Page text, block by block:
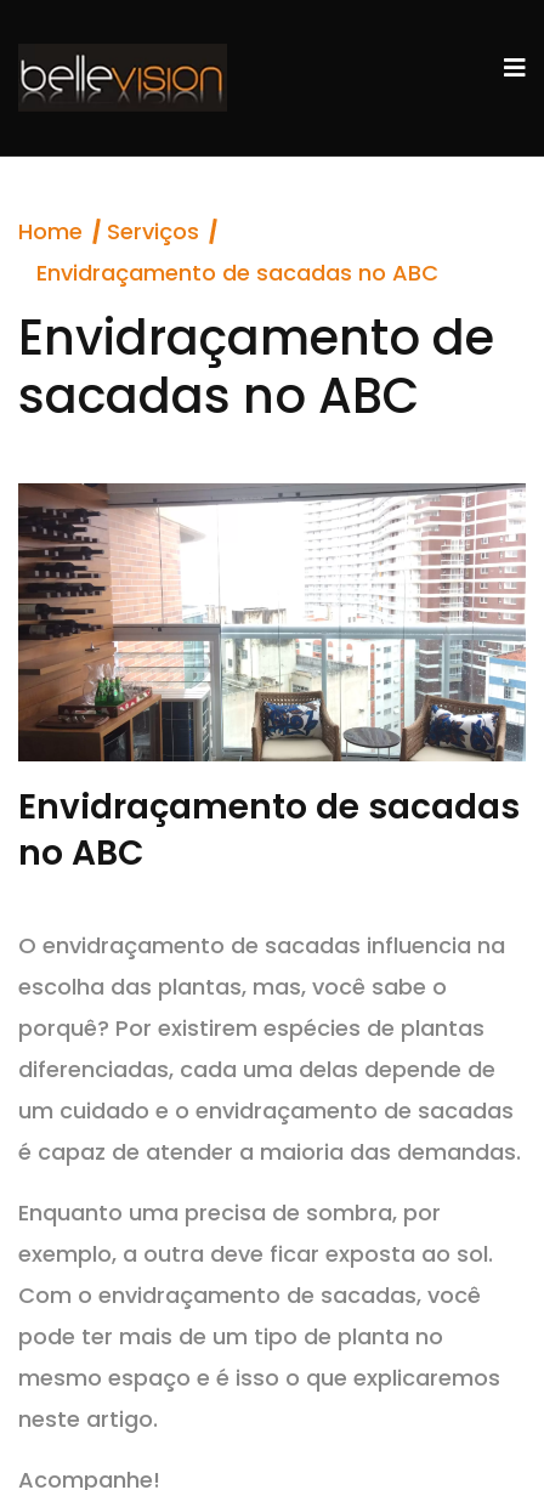
Home
Serviços
Envidraçamento de sacadas no ABC
Envidraçamento de
sacadas no ABC
Envidraçamento de sacadas
no ABC
O envidraçamento de sacadas influencia na
escolha das plantas, mas, você sabe o
porquê? Por existirem espécies de plantas
diferenciadas, cada uma delas depende de
um cuidado e o envidraçamento de sacadas
é capaz de atender a maioria das demandas.
Enquanto uma precisa de sombra, por
exemplo, a outra deve ficar exposta ao sol.
Com o envidraçamento de sacadas, você
pode ter mais de um tipo de planta no
mesmo espaço e é isso o que explicaremos
neste artigo.
Acompanhe!